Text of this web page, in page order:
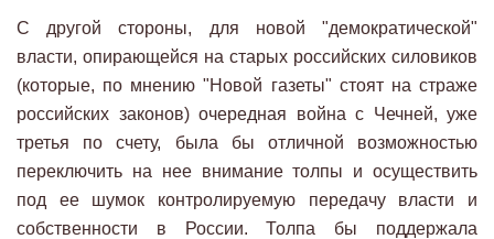
С другой стороны, для новой "демократической"
власти, опирающейся на старых российских силовиков
(которые, по мнению "Новой газеты" стоят на страже
российских законов) очередная война с Чечней, уже
третья по счету, была бы отличной возможностью
переключить на нее внимание толпы и осуществить
под ее шумок контролируемую передачу власти и
собственности в России. Толпа бы поддержала